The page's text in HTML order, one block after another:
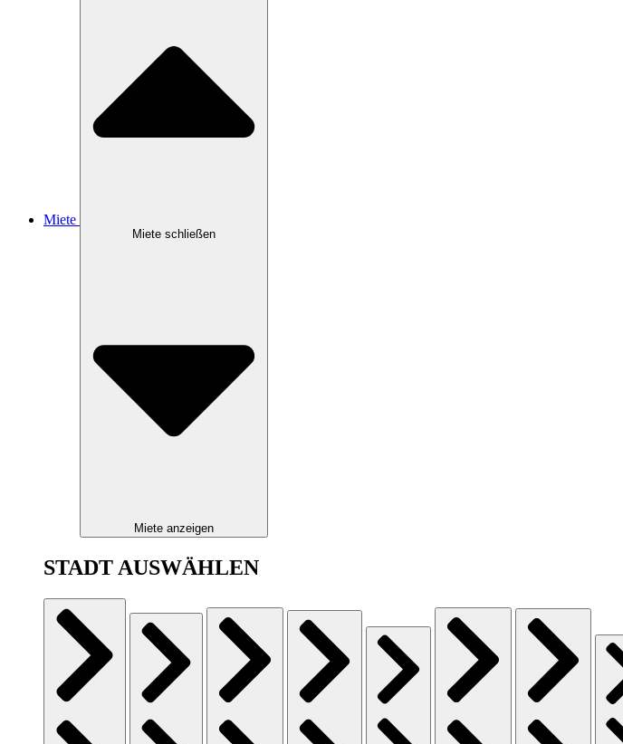
Miete
Miete schließen
Miete anzeigen
STADT AUSWÄHLEN